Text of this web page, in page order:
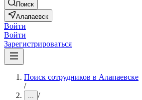
Поиск
Алапаевск
Войти
Войти
Зарегистрироваться
Поиск сотрудников в Алапаевске
/
... /